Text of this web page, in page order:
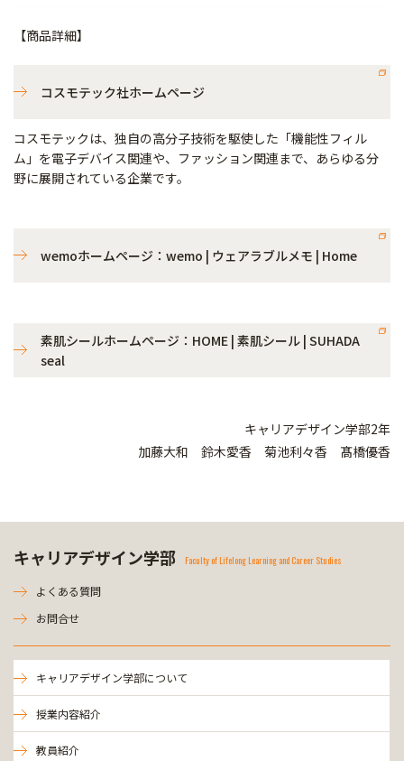
【商品詳細】
コスモテック社ホームページ
コスモテックは、独自の高分子技術を駆使した「機能性フィル
ム」を電子デバイス関連や、ファッション関連まで、あらゆる分
野に展開されている企業です。
wemoホームページ：wemo | ウェアラブルメモ | Home
素肌シールホームページ：HOME | 素肌シール | SUHADA
seal
キャリアデザイン学部2年
加藤大和 鈴木愛香 菊池利々香 髙橋優香
キャリアデザイン学部 Faculty of Lifelong Learning and Career Studies
よくある質問
お問合せ
キャリアデザイン学部について
授業内容紹介
教員紹介